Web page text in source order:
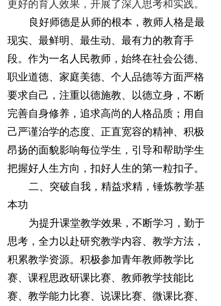
更好的育人效果，开展了深入思考和实践。
良好师德是从师的根本，教师人格是最
现实、最鲜明、最生动、最有力的教育手
段。作为一名人民教师，始终在社会公德、
职业道德、家庭美德、个人品德等方面严格
要求自己，注重以德施教、以德立身，不断
完善自身修养，追求高尚的人格品质；用自
己严谨治学的态度、正直宽容的精神、积极
昂扬的面貌影响每位学生，引导和帮助学生
把握好人生方向，扣好人生的第一粒扣子。
二、突破自我，精益求精，锤炼教学基
本功
为提升课堂教学效果，不断学习，勤于
思考，全力以赴研究教学内容、教学方法，
积累教学资源。积极参加青年教师教学比
赛、课程思政研课比赛、教师教学技能比
赛、教学能力比赛、说课比赛、微课比赛、